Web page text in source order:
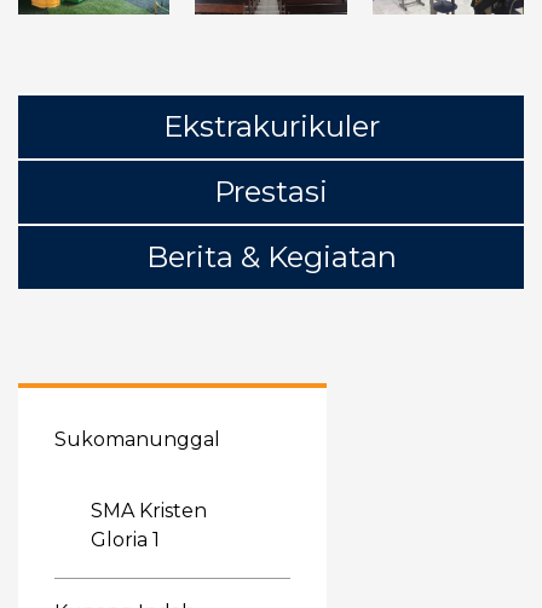
Ekstrakurikuler
Prestasi
Berita & Kegiatan
Sukomanunggal
SMA Kristen
Gloria 1